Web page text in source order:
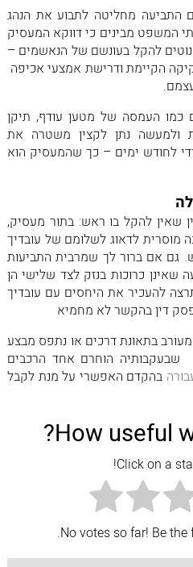
התביעה מחליטה לתבוע את הנהג
המשפט מבינים כי דווקא המעסיק
להקל בעונשם של הנאשמים –
הקיימת ודרישת אמצעי אכיפה
כמו העמסה של מטען עודף, תיקן
ולמעשה נתן לקצין משטרה את
לחודש ימים – כך שהמעסיק הוא
שאין להקל בו ראש: בתור מעסיק,
מוסרית לדאוג לשלומם של עובדיך
גם אם ברור לך שמרבית התביעות
שאינן כרוכות בנזק לצד שלישי הן
להעכיר את היחסים עם עובדיך
דין בהקשר לא מחמיא
בתאונת דרכים או נתפס מבצע
שבעקבותיה הוחרם אחד הרכבים
בהקדם האפשרי על מנת לקבל
How useful
Click on a
No votes so far! Be